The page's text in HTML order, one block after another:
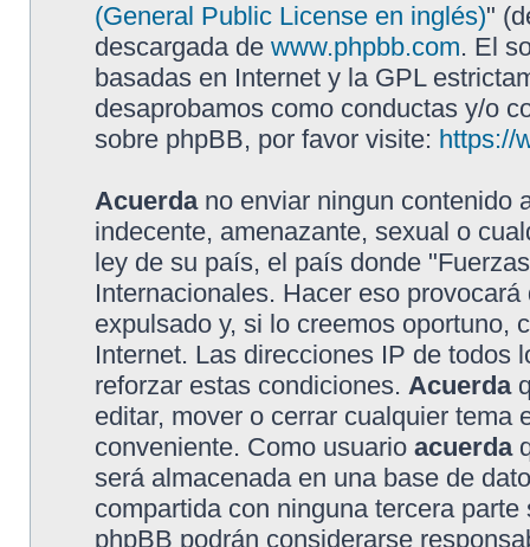
(General Public License en inglés)"
descargada de www.phpbb.com. El
basadas en Internet y la GPL
desaprobamos como conductas y/o
sobre phpBB, por favor visite: https://
Acuerdano enviar ningun contenido
indecente, amenazante, sexual o
ley de su país, el país donde
Internacionales. Hacer eso
expulsado y, si lo creemos oportuno,
Internet. Las direcciones IP de todos
reforzar estas condiciones. Acuerda
editar, mover o cerrar cualquier tema
conveniente. Como usuario acuerda
será almacenada en una base de
compartida con ninguna tercera
phpBB podrán considerarse